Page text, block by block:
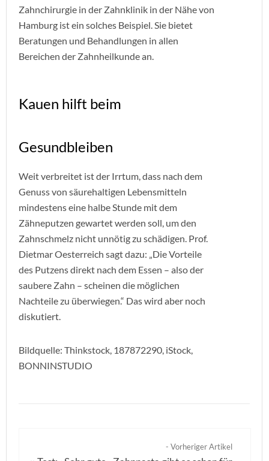
Zahnchirurgie in der Zahnklinik in der Nähe von
Hamburg ist ein solches Beispiel. Sie bietet
Beratungen und Behandlungen in allen
Bereichen der Zahnheilkunde an.
Kauen hilft beim
Gesundbleiben
Weit verbreitet ist der Irrtum, dass nach dem
Genuss von säurehaltigen Lebensmitteln
mindestens eine halbe Stunde mit dem
Zähneputzen gewartet werden soll, um den
Zahnschmelz nicht unnötig zu schädigen. Prof.
Dietmar Oesterreich sagt dazu: „Die Vorteile
des Putzens direkt nach dem Essen – also der
saubere Zahn – scheinen die möglichen
Nachteile zu überwiegen.“ Das wird aber noch
diskutiert.
Bildquelle: Thinkstock, 187872290, iStock,
BONNINSTUDIO
- Vorheriger Artikel